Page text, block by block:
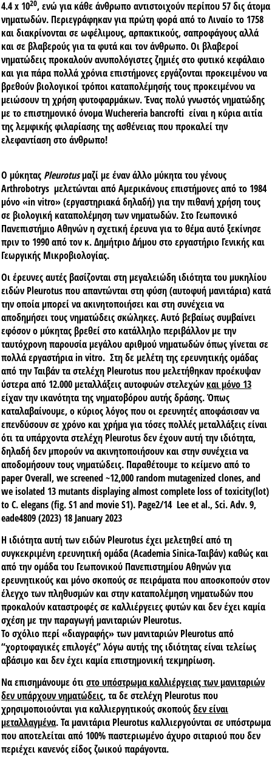
4.4 x 1020, ενώ για κάθε άνθρωπο αντιστοιχούν περίπου 57 δις άτομα
νηματωδών. Περιεγράφηκαν για πρώτη φορά από το Λιναίο το 1758
και διακρίνονται σε ωφέλιμους, αρπακτικούς, σαπροφάγους αλλά
και σε βλαβερούς για τα φυτά και τον άνθρωπο. Οι βλαβεροί
νηματώδεις προκαλούν ανυπολόγιστες ζημιές στο φυτικό κεφάλαιο
και για πάρα πολλά χρόνια επιστήμονες εργάζονται προκειμένου να
βρεθούν βιολογικοί τρόποι καταπολέμησής τους προκειμένου να
μειώσουν τη χρήση φυτοφαρμάκων. Ένας πολύ γνωστός νηματώδης
με το επιστημονικό όνομα Wuchereria bancrofti είναι η κύρια αιτία
της λεμφικής φιλαρίασης της ασθένειας που προκαλεί την
ελεφαντίαση στο άνθρωπο!
Ο μύκητας Pleurotusμαζί με έναν άλλο μύκητα του γένους
Arthrobotrys μελετώνται από Αμερικάνους επιστήμονες από το 1984
μόνο «in vitro» (εργαστηριακά δηλαδή) για την πιθανή χρήση τους
σε βιολογική καταπολέμηση των νηματωδών. Στο Γεωπονικό
Πανεπιστήμιο Αθηνών η σχετική έρευνα για το θέμα αυτό ξεκίνησε
πριν το 1990 από τον κ. Δημήτριο Δήμου στο εργαστήριο Γενικής και
Γεωργικής Μικροβιολογίας.
Οι έρευνες αυτές βασίζονται στη μεγαλειώδη ιδιότητα του μυκηλίου
ειδών Pleurotus πουαπαντώνται στη φύση (αυτοφυή μανιτάρια)κατά
την οποία μπορεί να ακινητοποιήσει και στη συνέχεια να
αποδημήσει τους νηματώδεις σκώληκες. Αυτό βεβαίως συμβαίνει
εφόσον ο μύκητας βρεθεί στο κατάλληλο περιβάλλον με την
ταυτόχρονη παρουσία μεγάλου αριθμού νηματωδών όπως γίνεται σε
πολλά εργαστήρια in vitro. Στη δε μελέτη της ερευνητικής ομάδας
από την Ταιβάν τα στελέχη Pleurotus που μελετήθηκαν προέκυψαν
ύστερα από 12.000 μεταλλάξεις αυτοφυών στελεχώνκαι μόνο 13
είχαν την ικανότητα της νηματοβόρου αυτής δράσης. Όπως
καταλαβαίνουμε, ο κύριος λόγος που οι ερευνητές αποφάσισαν να
επενδύσουν σε χρόνο και χρήμα για τόσες πολλές μεταλλάξεις είναι
ότι ταυπάρχοντα στελέχη Pleurotus δεν έχουν αυτή την ιδιότητα,
δηλαδή δεν μπορούν να ακινητοποιήσουν και στην συνέχεια να
αποδομήσουν τους νηματώδεις. Παραθέτουμε το κείμενο από το
paper Overall, we screened ~12,000 random mutagenized clones, and
we isolated 13 mutants displaying almost complete loss of toxicity(lot)
to C. elegans (fig. S1 and movie S1). Page2/14 Lee et al., Sci. Adv. 9,
eade4809 (2023) 18 January 2023
Η ιδιότητα αυτή των ειδών Pleurotus έχει μελετηθεί από τη
συγκεκριμένη ερευνητική ομάδα (Academia Sinica-Ταιβάν) καθώς και
από την ομάδα του Γεωπονικού Πανεπιστημίου Αθηνώνγια
ερευνητικούς και μόνο σκοπούς σε πειράματαπου αποσκοπούν στον
έλεγχο των πληθυσμών και στην καταπολέμηση νηματωδών που
προκαλούν καταστροφές σε καλλιέργειες φυτών και δεν έχει καμία
σχέση με την παραγωγή μανιταριών Pleurotus.
Το σχόλιο περί «διαγραφής» των μανιταριών Pleurotus από
“χορτοφαγικές επιλογές” λόγω αυτής της ιδιότηταςείναι τελείως
αβάσιμo και δεν έχει καμία επιστημονική τεκμηρίωση.
Να επισημάνουμε ότιστο υπόστρωμα καλλιέργειας των μανιταριών
δεν υπάρχουν νηματώδεις, τα δε στελέχη Pleurotus που
χρησιμοποιούνται για καλλιεργητικούς σκοπούςδεν είναι
μεταλλαγμένα. Τα μανιτάρια Pleurotus καλλιεργούνται σε υπόστρωμα
που αποτελείται από 100% παστεριωμένο άχυροσιταριού που δεν
περιέχεικανενός είδος ζωικού παράγοντα.